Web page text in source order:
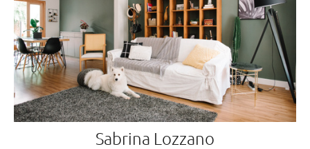
Sabrina Lozzano